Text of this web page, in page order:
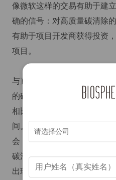
像微软这样的交易有助于建
确的信号：对高质量碳清除
有助于项目开发商获得投资
项目。
与直接空气捕集（DAC）等
的碳信用更加经济。DAC的
相比之下，ARR碳信用的价
间。微软的长期承购协议为
会，有助于使市场上的碳清
碳清除能力的关键。如下图
出现了显著增长。
请选择公司